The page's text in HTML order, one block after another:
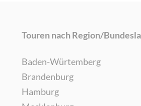
Touren nach Region/
Baden-Würtemberg
Brandenburg
Hamburg